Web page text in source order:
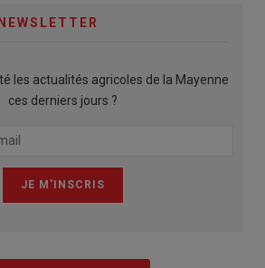
les actualités agricoles de la Mayenne
ces derniers jours ?